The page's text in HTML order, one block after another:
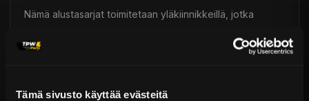
Tämä sivusto käyttää evästeitä
Nämä alustasarjat toimitetaan yläkiinnikkeillä, jotka
camberin säädön. Japanilaisen valmistusteknologian
hyvin korroosiota, pölyä sekä lämpötilan vaihteluita.